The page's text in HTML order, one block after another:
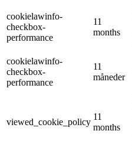
cookielawinfo-
checkbox-
performance
11
months
cookielawinfo-
checkbox-
performance
11
måneder
viewed_cookie_policy
11
months